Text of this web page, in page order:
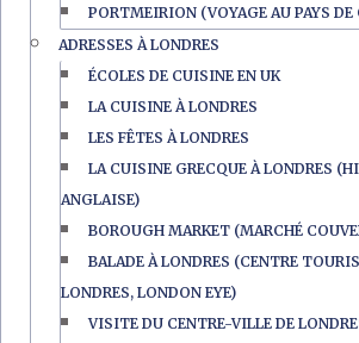
PORTMEIRION (VOYAGE AU PAYS DE
ADRESSES À LONDRES
ÉCOLES DE CUISINE EN UK
LA CUISINE À LONDRES
LES FÊTES À LONDRES
LA CUISINE GRECQUE À LONDRES
ANGLAISE)
BOROUGH MARKET (MARCHÉ
BALADE À LONDRES (CENTRE
LONDRES, LONDON EYE)
VISITE DU CENTRE-VILLE DE